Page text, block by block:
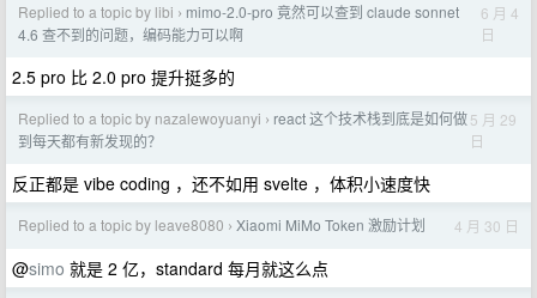
Replied to a topic by libi › mimo-2.0-pro 竟然可以查到 claude sonnet
4.6 查不到的问题，编码能力可以啊
6 月 4
日
2.5 pro 比 2.0 pro 提升挺多的
Replied to a topic by nazalewoyuanyi › react 这个技术栈到底是如何做
到每天都有新发现的？
5 月 29
日
反正都是 vibe coding ，还不如用 svelte ，体积小速度快
Replied to a topic by leave8080 › Xiaomi MiMo Token 激励计划 4 月 30 日
@simo 就是 2 亿，standard 每月就这么点